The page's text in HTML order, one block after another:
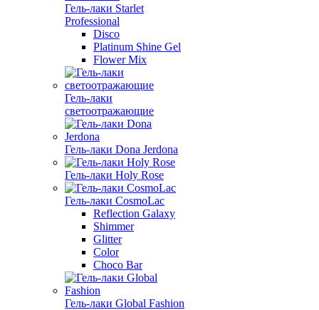
Гель-лаки Starlet
Professional
Disco
Platinum Shine Gel
Flower Mix
Гель-лаки
светоотражающие
Гель-лаки Dona Jerdona
Гель-лаки Holy Rose
Гель-лаки CosmoLac
Reflection Galaxy
Shimmer
Glitter
Color
Choco Bar
Гель-лаки Global Fashion